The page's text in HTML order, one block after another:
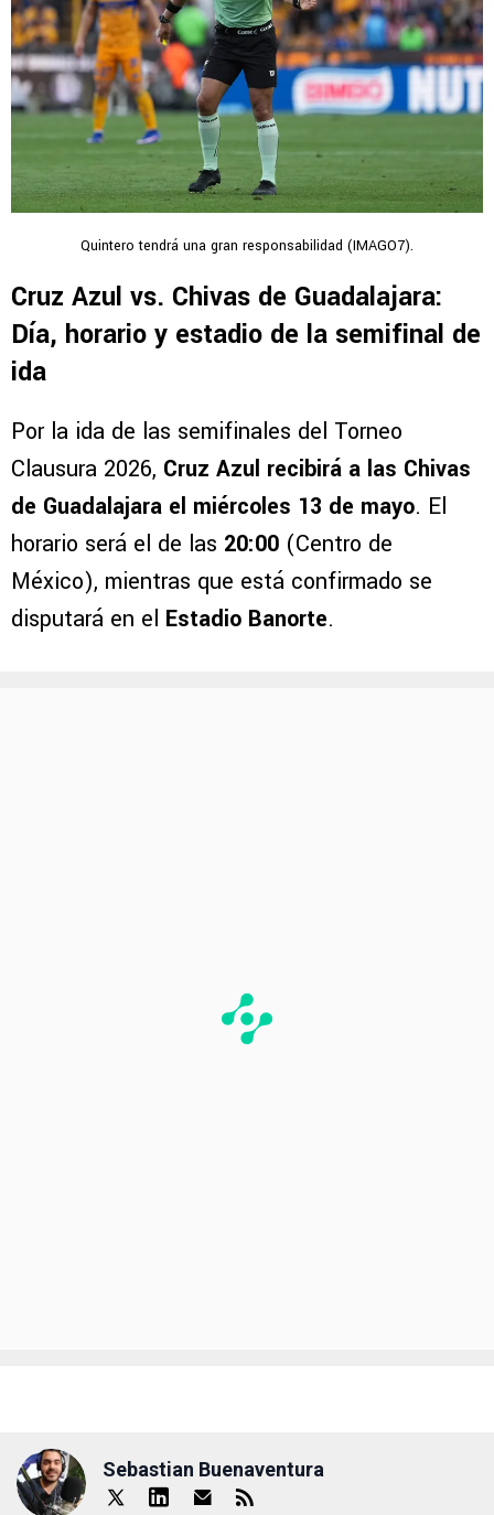
Quintero tendrá una gran responsabilidad (IMAGO7).
Cruz Azul vs. Chivas de Guadalajara:
Día, horario y estadio de la semifinal de
ida
Por la ida de las semifinales del Torneo
Clausura 2026, Cruz Azul recibirá a las Chivas
de Guadalajara el miércoles 13 de mayo. El
horario será el de las 20:00 (Centro de
México), mientras que está confirmado se
disputará en el Estadio Banorte.
Sebastian Buenaventura